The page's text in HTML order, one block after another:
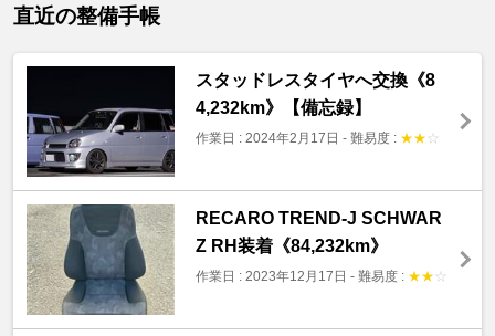
直近の整備手帳
スタッドレスタイヤへ交換《8
4,232km》【備忘録】
作業日 : 2024年2月17日 - 難易度 : ★★ ☆
RECARO TREND-J SCHWAR
Z RH装着《84,232km》
作業日 : 2023年12月17日 - 難易度 : ★★ ☆